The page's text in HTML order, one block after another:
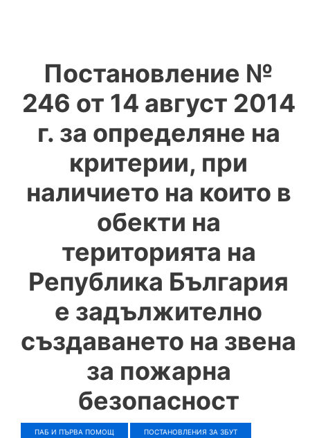
Постановление №
246 от 14 август 2014
г. за определяне на
критерии, при
наличието на които в
обекти на
територията на
Република България
е задължително
създаването на звена
за пожарна
безопасност
ПАБ И ПЪРВА ПОМОЩ ПОСТАНОВЛЕНИЯ ЗА ЗБУТ